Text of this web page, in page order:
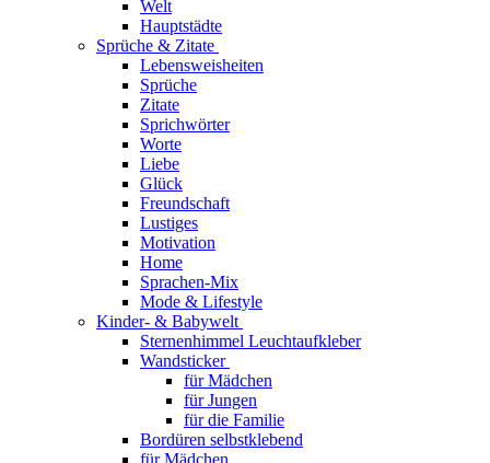
Welt
Hauptstädte
Sprüche & Zitate
Lebensweisheiten
Sprüche
Zitate
Sprichwörter
Worte
Liebe
Glück
Freundschaft
Lustiges
Motivation
Home
Sprachen-Mix
Mode & Lifestyle
Kinder- & Babywelt
Sternenhimmel Leuchtaufkleber
Wandsticker
für Mädchen
für Jungen
für die Familie
Bordüren selbstklebend
für Mädchen